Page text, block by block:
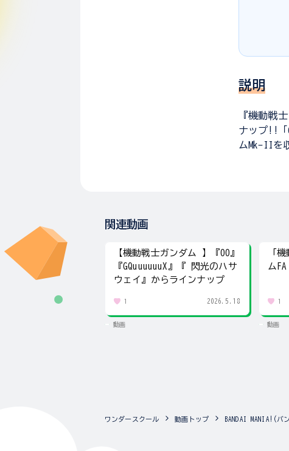
説明
『機動戦
ナップ!!「
ムMk-IIを
関連動画
【機動戦士ガンダム 】『00』
『GQuuuuuuX』『 閃光のハサ
ウェイ』からラインナップ
1 2026.5.18
動画
「
ム
1
動画
ワンダースクール 動画トップ BANDAI MANIA!(バ